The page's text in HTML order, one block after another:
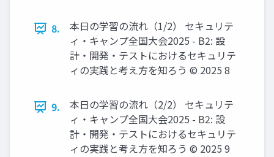
8.
本日の学習の流れ（1/2） セキュリテ
ィ・キャンプ全国大会2025 - B2: 設
計・開発・テストにおけるセキュリテ
ィの実践と考え方を知ろう © 2025 8
9.
本日の学習の流れ（2/2） セキュリテ
ィ・キャンプ全国大会2025 - B2: 設
計・開発・テストにおけるセキュリテ
ィの実践と考え方を知ろう © 2025 9